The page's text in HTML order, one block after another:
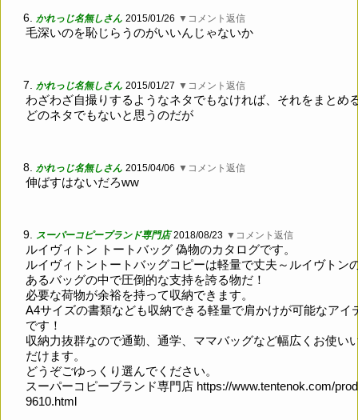
6. かれっじ名無しさん 2015/01/26 ▼コメント返信
毛深いのを恥じらうのがいいんじゃないか
7. かれっじ名無しさん 2015/01/27 ▼コメント返信
わざわざ自撮りするようなネタでもなければ、それをまとめ
どのネタでもないと思うのだが
8. かれっじ名無しさん 2015/04/06 ▼コメント返信
伸ばすはないだろww
9. スーパーコピーブランド専門店 2018/08/23 ▼コメント返信
ルイヴィトン トートバッグ 偽物のカタログです。
ルイヴィトントートバッグコピーは軽量で丈夫～ルイヴトン
あるバッグの中で圧倒的な支持を誇る物だ！
必要な荷物が余裕を持って収納できます。
A4サイズの書類なども収納できる軽量で肩かけが可能なアイ
です！
収納力抜群なので通勤、通学、ママバッグなど幅広くお使い
だけます。
どうぞごゆっくり選んでください。
スーパーコピーブランド専門店 https://www.tentenok.com/
9610.html